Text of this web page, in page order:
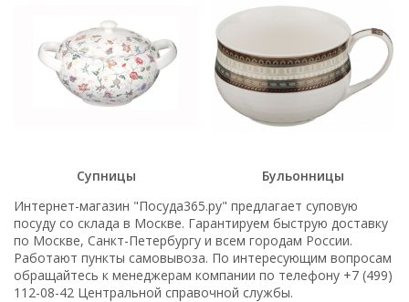
Супницы
Бульонницы
Интернет-магазин "Посуда365.ру" предлагает суповую
посуду со склада в Москве. Гарантируем быструю доставку
по Москве, Санкт-Петербургу и всем городам России.
Работают пункты самовывоза. По интересующим вопросам
обращайтесь к менеджерам компании по телефону +7 (499)
112-08-42 Центральной справочной службы.